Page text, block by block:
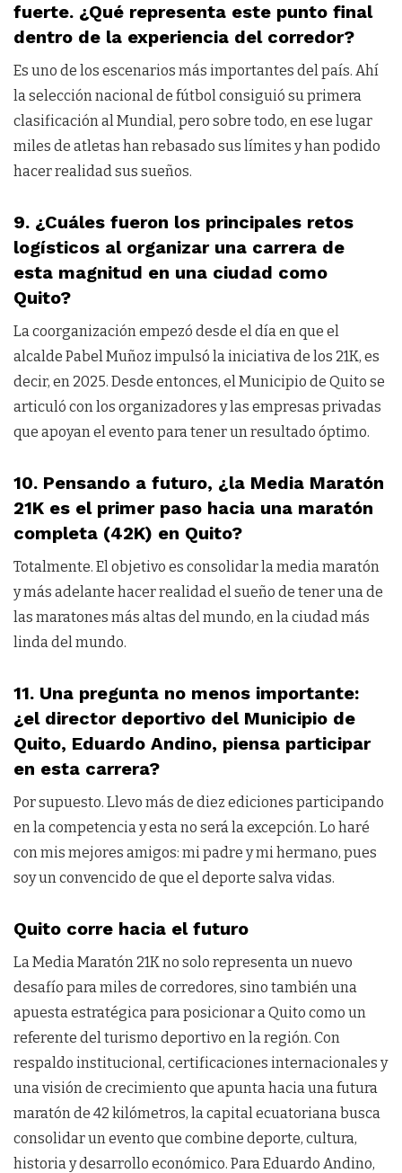
fuerte. ¿Qué representa este punto final
dentro de la experiencia del corredor?
Es uno de los escenarios más importantes del país. Ahí
la selección nacional de fútbol consiguió su primera
clasificación al Mundial, pero sobre todo, en ese lugar
miles de atletas han rebasado sus límites y han podido
hacer realidad sus sueños.
9. ¿Cuáles fueron los principales retos
logísticos al organizar una carrera de
esta magnitud en una ciudad como
Quito?
La coorganización empezó desde el día en que el
alcalde Pabel Muñoz impulsó la iniciativa de los 21K, es
decir, en 2025. Desde entonces, el Municipio de Quito se
articuló con los organizadores y las empresas privadas
que apoyan el evento para tener un resultado óptimo.
10. Pensando a futuro, ¿la Media Maratón
21K es el primer paso hacia una maratón
completa (42K) en Quito?
Totalmente. El objetivo es consolidar la media maratón
y más adelante hacer realidad el sueño de tener una de
las maratones más altas del mundo, en la ciudad más
linda del mundo.
11. Una pregunta no menos importante:
¿el director deportivo del Municipio de
Quito, Eduardo Andino, piensa participar
en esta carrera?
Por supuesto. Llevo más de diez ediciones participando
en la competencia y esta no será la excepción. Lo haré
con mis mejores amigos: mi padre y mi hermano, pues
soy un convencido de que el deporte salva vidas.
Quito corre hacia el futuro
La Media Maratón 21K no solo representa un nuevo
desafío para miles de corredores, sino también una
apuesta estratégica para posicionar a Quito como un
referente del turismo deportivo en la región. Con
respaldo institucional, certificaciones internacionales y
una visión de crecimiento que apunta hacia una futura
maratón de 42 kilómetros, la capital ecuatoriana busca
consolidar un evento que combine deporte, cultura,
historia y desarrollo económico. Para Eduardo Andino,